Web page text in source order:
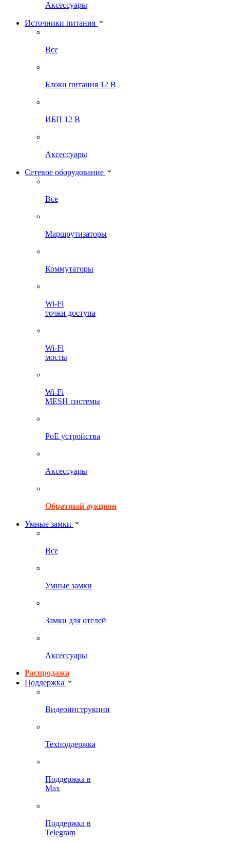
Аксессуары
Источники питания
Все
Блоки питания 12 В
ИБП 12 В
Аксессуары
Сетевое оборудование
Все
Маршрутизаторы
Коммутаторы
Wi-Fi
точки доступа
Wi-Fi
мосты
Wi-Fi
MESH системы
PoE устройства
Аксессуары
Обратный аукцион
Умные замки
Все
Умные замки
Замки для отелей
Аксессуары
Распродажа
Поддержка
Видеоинструкции
Техподдержка
Поддержка в
Max
Поддержка в
Telegram